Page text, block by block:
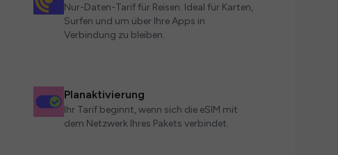
Nur-Daten-Tarif für Reisen. Ideal für Karten,
Surfen und um über Ihre Apps in
Verbindung zu bleiben.
Planaktivierung
Ihr Tarif beginnt, wenn sich die eSIM mit
dem Netzwerk Ihres Pakets verbindet.